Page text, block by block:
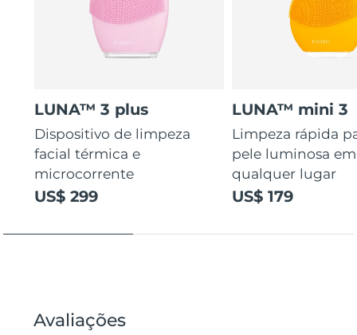
LUNA™ 3 plus
Dispositivo de limpeza
facial térmica e
microcorrente
US$ 299
LUNA™ mini 3
Limpeza rápida
pele luminosa em
qualquer lugar
US$ 179